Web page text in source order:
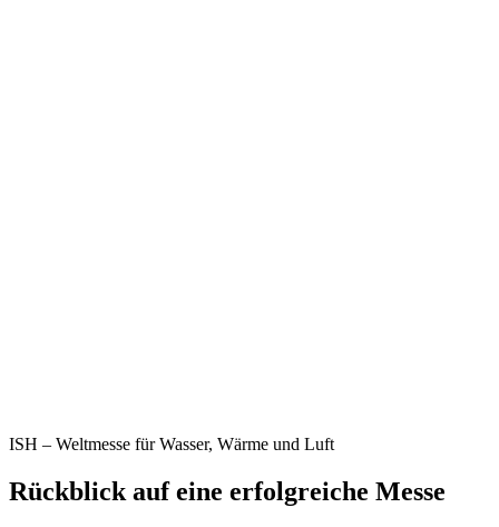
ISH – Weltmesse für Wasser, Wärme und Luft
Rückblick auf eine erfolgreiche Messe